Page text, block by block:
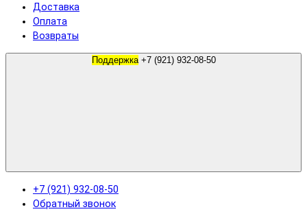
Доставка
Оплата
Возвраты
Поддержка +7 (921) 932-08-50
+7 (921) 932-08-50
Обратный звонок